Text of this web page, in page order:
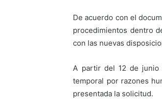
De acuerdo con el
procedimientos dentro
con las nuevas
A partir del 12 de junio
temporal por razones
presentada la solicitud.